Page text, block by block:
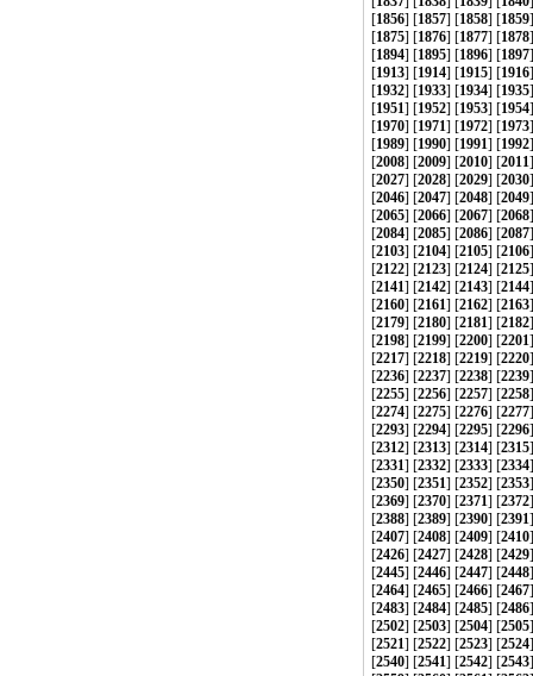
[1856] [1857] [1858] [1859
[1875] [1876] [1877] [1878
[1894] [1895] [1896] [1897
[1913] [1914] [1915] [1916
[1932] [1933] [1934] [1935
[1951] [1952] [1953] [1954
[1970] [1971] [1972] [1973
[1989] [1990] [1991] [1992
[2008] [2009] [2010] [2011
[2027] [2028] [2029] [2030
[2046] [2047] [2048] [2049
[2065] [2066] [2067] [2068
[2084] [2085] [2086] [2087
[2103] [2104] [2105] [2106
[2122] [2123] [2124] [2125
[2141] [2142] [2143] [2144
[2160] [2161] [2162] [2163
[2179] [2180] [2181] [2182
[2198] [2199] [2200] [2201
[2217] [2218] [2219] [2220
[2236] [2237] [2238] [2239
[2255] [2256] [2257] [2258
[2274] [2275] [2276] [2277
[2293] [2294] [2295] [2296
[2312] [2313] [2314] [2315
[2331] [2332] [2333] [2334
[2350] [2351] [2352] [2353
[2369] [2370] [2371] [2372
[2388] [2389] [2390] [2391
[2407] [2408] [2409] [2410
[2426] [2427] [2428] [2429
[2445] [2446] [2447] [2448
[2464] [2465] [2466] [2467
[2483] [2484] [2485] [2486
[2502] [2503] [2504] [2505
[2521] [2522] [2523] [2524
[2540] [2541] [2542] [2543